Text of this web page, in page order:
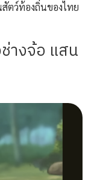
ตว์ท้องถิ่นของไทย
างจ้อ แสน